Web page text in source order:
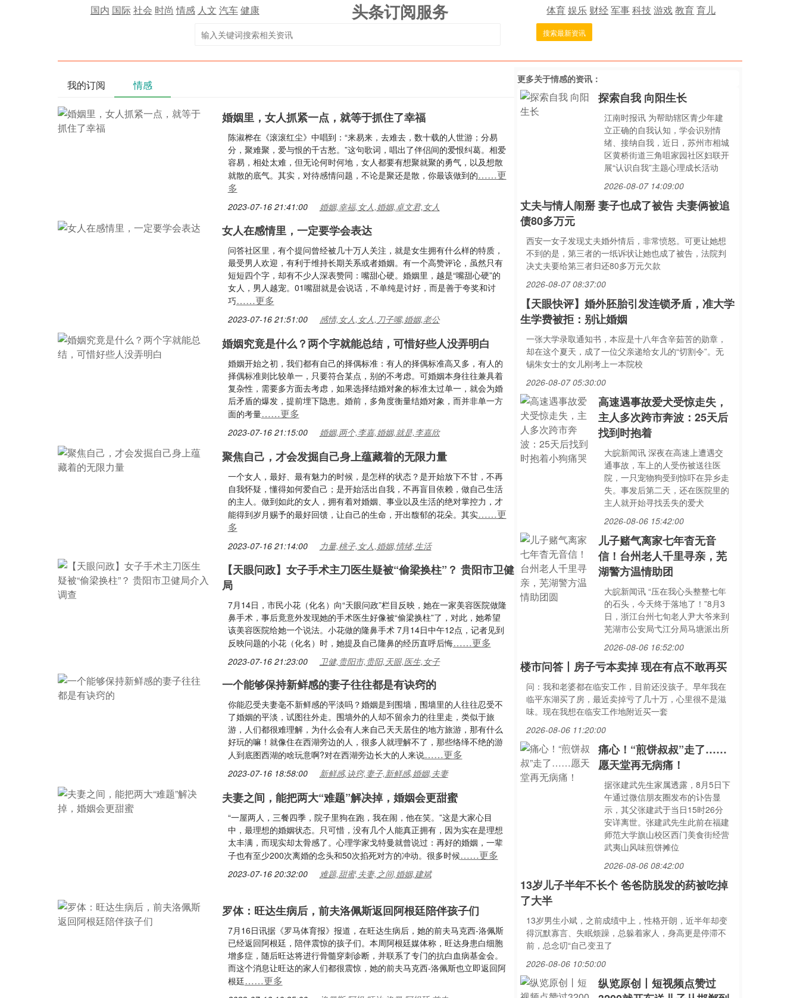
国内 国际社会 时尚 情感 人文 汽车健康 头条订阅服务 体育娱乐 财经军事科技游戏教育育儿
搜索最新资讯
我的订阅 情感
婚姻里，女人抓紧一点，就等于抓住了幸福
陈淑桦在《滚滚红尘》中唱到：“来易来，去难去，数十载的人世游；分易
分，聚难聚，爱与恨的千古愁。”这句歌词，唱出了伴侣间的爱恨纠葛。相爱
容易，相处太难，但无论何时何地，女人都要有想聚就聚的勇气，以及想散
就散的底气。其实，对待感情问题，不论是聚还是散，你最该做到的……更
多
2023-07-16 21:41:00 婚姻,幸福,女人,婚姻,卓文君,女人
女人在感情里，一定要学会表达
问答社区里，有个提问曾经被几十万人关注，就是女生拥有什么样的特质，
最受男人欢迎，有利于维持长期关系或者婚姻。有一个高赞评论，虽然只有
短短四个字，却有不少人深表赞同：嘴甜心硬。婚姻里，越是“嘴甜心硬”的
女人，男人越宠。01嘴甜就是会说话，不单纯是讨好，而是善于夸奖和讨
巧……更多
2023-07-16 21:51:00 感情,女人,女人,刀子嘴,婚姻,老公
婚姻究竟是什么？两个字就能总结，可惜好些人没弄明白
婚姻开始之初，我们都有自己的择偶标准：有人的择偶标准高又多，有人的
择偶标准则比较单一，只要符合某点，别的不考虑。可婚姻本身往往兼具着
复杂性，需要多方面去考虑，如果选择结婚对象的标准太过单一，就会为婚
后矛盾的爆发，提前埋下隐患。婚前，多角度衡量结婚对象，而并非单一方
面的考量……更多
2023-07-16 21:15:00 婚姻,两个,李嘉,婚姻,就是,李嘉欣
聚焦自己，才会发掘自己身上蕴藏着的无限力量
一个女人，最好、最有魅力的时候，是怎样的状态？是开始放下不甘，不再
自我怀疑，懂得如何爱自己；是开始活出自我，不再盲目依赖，做自己生活
的主人。做到如此的女人，拥有着对婚姻、事业以及生活的绝对掌控力，才
能得到岁月赐予的最好回馈，让自己的生命，开出馥郁的花朵。其实……更
多
2023-07-16 21:14:00 力量,桃子,女人,婚姻,情绪,生活
【天眼问政】女子手术主刀医生疑被“偷梁换柱”？ 贵阳市卫健
局
7月14日，市民小花（化名）向“天眼问政”栏目反映，她在一家美容医院做隆
鼻手术，事后竟意外发现她的手术医生好像被“偷梁换柱”了，对此，她希望
该美容医院给她一个说法。小花做的隆鼻手术 7月14日中午12点，记者见到
反映问题的小花（化名）时，她提及自己隆鼻的经历直呼后悔……更多
2023-07-16 21:23:00 卫健,贵阳市,贵阳,天眼,医生,女子
一个能够保持新鲜感的妻子往往都是有诀窍的
你能忍受夫妻毫不新鲜感的平淡吗？婚姻是到围墙，围墙里的人往往忍受不
了婚姻的平淡，试图往外走。围墙外的人却不留余力的往里走，类似于旅
游，人们都很难理解，为什么会有人来自己天天居住的地方旅游，那有什么
好玩的嘛！就像住在西湖旁边的人，很多人就理解不了，那些络绎不绝的游
人到底图西湖的啥玩意啊?对在西湖旁边长大的人来说……更多
2023-07-16 18:58:00 新鲜感,诀窍,妻子,新鲜感,婚姻,夫妻
夫妻之间，能把两大“难题”解决掉，婚姻会更甜蜜
“一屋两人，三餐四季，院子里狗在跑，我在闹，他在笑。”这是大家心目
中，最理想的婚姻状态。只可惜，没有几个人能真正拥有，因为实在是理想
太丰满，而现实却太骨感了。心理学家戈特曼就曾说过：再好的婚姻，一辈
子也有至少200次离婚的念头和50次掐死对方的冲动。很多时候……更多
2023-07-16 20:32:00 难题,甜蜜,夫妻,之间,婚姻,建斌
罗体：旺达生病后，前夫洛佩斯返回阿根廷陪伴孩子们
7月16日讯据《罗马体育报》报道，在旺达生病后，她的前夫马克西-洛佩斯
已经返回阿根廷，陪伴震惊的孩子们。本周阿根廷媒体称，旺达身患白细胞
增多症，随后旺达将进行骨髓穿刺诊断，并联系了专门的抗白血病基金会。
而这个消息让旺达的家人们都很震惊，她的前夫马克西-洛佩斯也立即返回阿
根廷……更多
更多关于情感的资讯：
探索自我 向阳生长
江南时报讯 为帮助辖区青少年建
立正确的自我认知，学会识别情
绪、接纳自我，近日，苏州市相城
区黄桥街道三角咀家园社区妇联开
展“认识自我”主题心理成长活动
2026-08-07 14:09:00
丈夫与情人闹掰 妻子也成了被告 夫妻俩被追
债80多万元
西安一女子发现丈夫婚外情后，非常愤怒。可更让她想
不到的是，第三者的一纸诉状让她也成了被告，法院判
决丈夫要给第三者归还80多万元欠款
2026-08-07 08:37:00
【天眼快评】婚外胚胎引发连锁矛盾，准大学
生学费被拒：别让婚姻
一张大学录取通知书，本应是十八年含辛茹苦的勋章，
却在这个夏天，成了一位父亲递给女儿的“切割令”。无
锡朱女士的女儿刚考上一本院校
2026-08-07 05:30:00
高速遇事故爱犬受惊走失，
主人多次跨市奔波：25天后
找到时抱着
大皖新闻讯 深夜在高速上遭遇交
通事故，车上的人受伤被送往医
院，一只宠物狗受到惊吓在异乡走
失。事发后第二天，还在医院里的
主人就开始寻找丢失的爱犬
2026-08-06 15:42:00
儿子赌气离家七年杳无音
信！台州老人千里寻亲，芜
湖警方温情助团
大皖新闻讯 “压在我心头整整七年
的石头，今天终于落地了！”8月3
日，浙江台州七旬老人尹大爷来到
芜湖市公安局弋江分局马塘派出所
2026-08-06 16:52:00
楼市问答丨房子亏本卖掉 现在有点不敢再买
问：我和老婆都在临安工作，目前还没孩子。早年我在
临平东湖买了房，最近卖掉亏了几十万，心里很不是滋
味。现在我想在临安工作地附近买一套
2026-08-06 11:20:00
痛心！“煎饼叔叔”走了……
愿天堂再无病痛！
据张建武先生家属透露，8月5日下
午通过微信朋友圈发布的讣告显
示，其父张建武于当日15时26分
安详离世。张建武先生此前在福建
师范大学旗山校区西门美食街经营
武夷山风味煎饼摊位
2026-08-06 08:42:00
13岁儿子半年不长个 爸爸防脱发的药被吃掉
了大半
13岁男生小斌，之前成绩中上，性格开朗，近半年却变
得沉默寡言、失眠烦躁，总躲着家人，身高更是停滞不
前，总念叨“自己变丑了
2026-08-06 10:50:00
纵览原创丨短视频点赞过